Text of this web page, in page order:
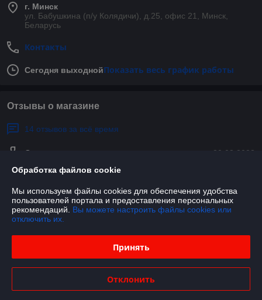
г. Минск
ул. Бабушкина (п/у Колядичи), д.25, офис 21, Минск,
Беларусь
Контакты
Сегодня выходнойПоказать весь график работы
Отзывы о магазине
14 отзывов за всё время
30.08.2023
Олег
Отлично
15.07.2023
Роман
Обработка файлов cookie
Мы используем файлы cookies для обеспечения удобства
пользователей портала и предоставления персональных
рекомендаций. Вы можете настроить файлы cookies или
отключить их.
Принять
Отклонить